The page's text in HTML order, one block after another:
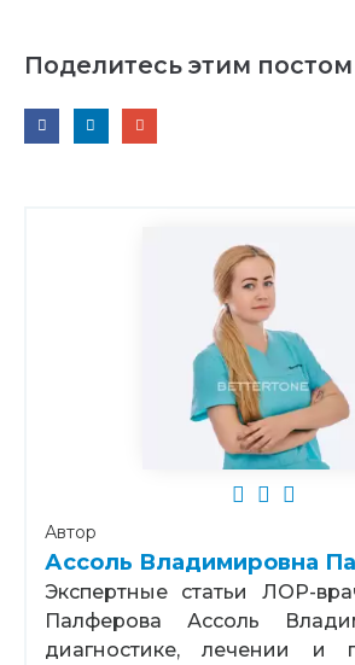
Поделитесь этим постом
Автор
Ассоль Владимировна
Экспертные статьи ЛОР-
Палферова Ассоль
диагностике, лечении и